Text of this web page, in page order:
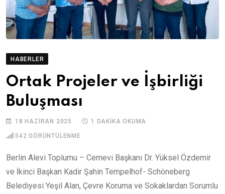
HABERLER
Ortak Projeler ve İşbirliği
Buluşması
18 HAZIRAN 2025 1 DAKIKA OKUMA
542 GÖRÜNTÜLENME
Berlin Alevi Toplumu – Cemevi Başkanı Dr. Yüksel Özdemir
ve İkinci Başkan Kadir Şahin Tempelhof- Schöneberg
Belediyesi Yeşil Alan, Çevre Koruma ve Sokaklardan Sorumlu